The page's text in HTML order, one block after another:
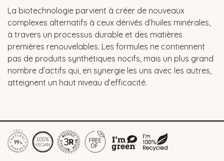
La biotechnologie parvient à créer de nouveaux
complexes alternatifs à ceux dérivés d’huiles minérales,
à travers un processus durable et des matières
premières renouvelables. Les formules ne contiennent
pas de produits synthétiques nocifs, mais un plus grand
nombre d’actifs qui, en synergie les uns avec les autres,
atteignent un haut niveau d’efficacité.